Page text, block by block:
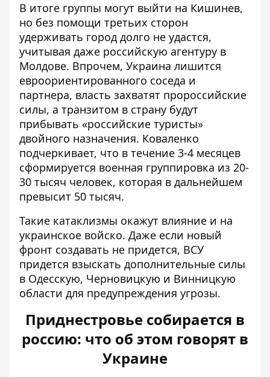
В итоге группы могут выйти на Кишинев,
но без помощи третьих сторон
удерживать город долго не удастся,
учитывая даже российскую агентуру в
Молдове. Впрочем, Украина лишится
евроориентированного соседа и
партнера, власть захватят пророссийские
силы, а транзитом в страну будут
прибывать «российские туристы»
двойного назначения. Коваленко
подчеркивает, что в течение 3-4 месяцев
сформируется военная группировка из 20-
30 тысяч человек, которая в дальнейшем
превысит 50 тысяч.
Такие катаклизмы окажут влияние и на
украинское войско. Даже если новый
фронт создавать не придется, ВСУ
придется взыскать дополнительные силы
в Одесскую, Черновицкую и Винницкую
области для предупреждения угрозы.
Приднестровье собирается в
россию: что об этом говорят в
Украине